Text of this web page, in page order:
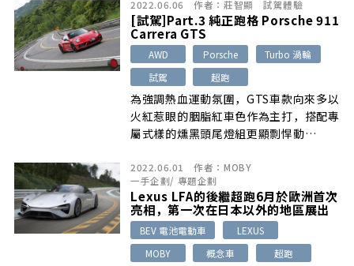
2022.06.06 作者： 莊智顯 試駕體驗
[試駕]Part.3 純正跑格 Porsche 911
Carrera GTS
AWD Porsche
Turbo 渦輪
試駕
超跑
為強調熱血運動氛圍，GTS車款向來多以
火紅惹眼的胭脂紅車色作為主打，搭配專
屬式樣的燻黑頭尾燈組更顯剽悍動…
2022.06.01 作者： MOBY
一手企劃/ 專題企劃
Lexus LFA的後繼超跑6月於歐洲首次
亮相，第一次在日本以外的地區展出
BEV 電池電動車
LEXUS
MOBY
概念車 超跑